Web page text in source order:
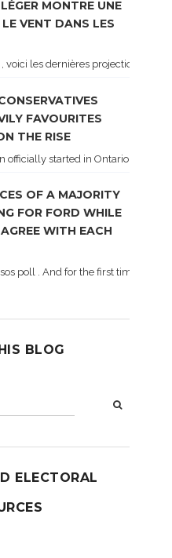
MONTRE UNE
VENT DANS LES
les dernières projections
FAVOURITES
THE RISE
officially started in Ontario, some
OF A MAJORITY
FOR FORD WHILE
WITH EACH
poll . And for the first time
BLOG
ELECTORAL